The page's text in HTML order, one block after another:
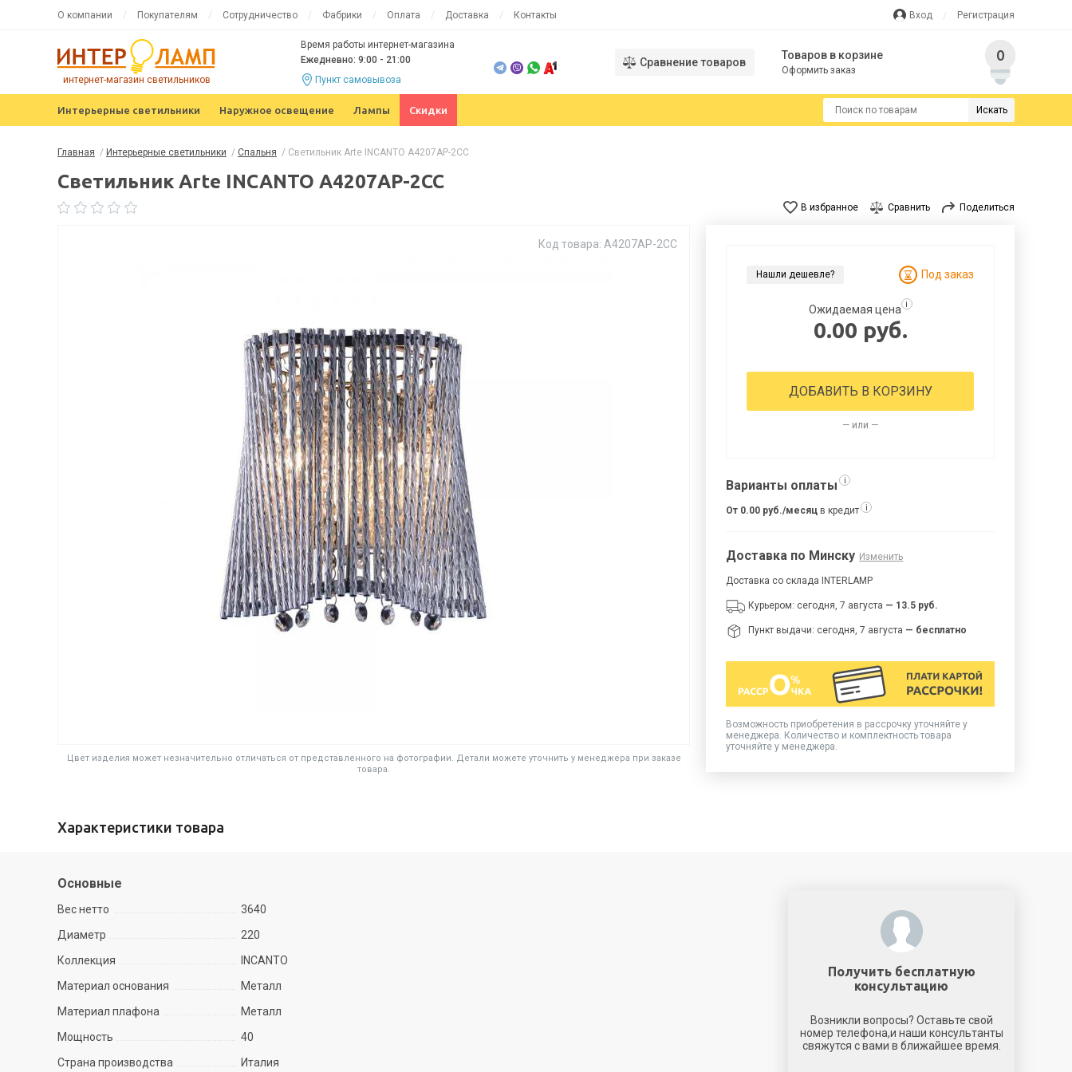
О компании Покупателям Сотрудничество Фабрики Оплата Доставка Контакты Вход Регистрация
интернет-магазин светильников
Время работы интернет-магазина
Ежедневно: 9:00 - 21:00
Пункт самовывоза
Сравнение товаров
Товаров в корзине
Оформить заказ
0
Интерьерные светильники Наружное освещение Лампы Скидки Искать
Главная / Интерьерные светильники / Спальня / Светильник Arte INCANTO A4207AP-2CC
Светильник Arte INCANTO A4207AP-2CC
В избранное Сравнить Поделиться
Код товара: A4207AP-2CC
Цвет изделия может незначительно отличаться от представленного на фотографии. Детали можете уточнить у менеджера при заказе
товара.
Нашли дешевле? Под заказ
Ожидаемая цена i
0.00 руб.
ДОБАВИТЬ В КОРЗИНУ
— или —
Варианты оплаты i
От 0.00 руб./месяц в кредит i
Доставка по Минску Изменить
Доставка со склада INTERLAMP
Курьером: сегодня, 7 августа — 13.5 руб.
Пункт выдачи: сегодня, 7 августа — бесплатно
Возможность приобретения в рассрочку уточняйте у
менеджера. Количество и комплектность товара
уточняйте у менеджера.
Характеристики товара
Основные
Вес нетто
3640
Диаметр
220
Коллекция
INCANTO
Материал основания
Металл
Материал плафона
Металл
Мощность
40
Страна производства
Италия
Получить бесплатную
консультацию
Возникли вопросы? Оставьте свой
номер телефона,и наши консультанты
свяжутся с вами в ближайшее время.